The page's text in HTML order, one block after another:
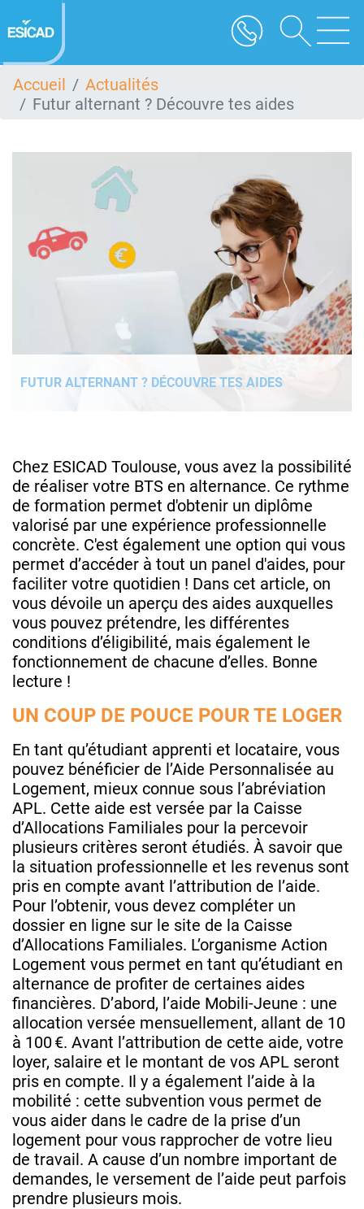
au
contenu
Accueil
Actualités
Futur alternant ? Découvre tes aides
FUTUR ALTERNANT ? DÉCOUVRE TES AIDES
Chez ESICAD Toulouse, vous avez la possibilité
de réaliser votre BTS en alternance. Ce rythme
de formation permet d'obtenir un diplôme
valorisé par une expérience professionnelle
concrète. C'est également une option qui vous
permet d’accéder à tout un panel d'aides, pour
faciliter votre quotidien ! Dans cet article, on
vous dévoile un aperçu des aides auxquelles
vous pouvez prétendre, les différentes
conditions d’éligibilité, mais également le
fonctionnement de chacune d’elles. Bonne
lecture !
UN COUP DE POUCE POUR TE LOGER
En tant qu’étudiant apprenti et locataire, vous
pouvez bénéficier de l’Aide Personnalisée au
Logement, mieux connue sous l’abréviation
APL. Cette aide est versée par la Caisse
d’Allocations Familiales pour la percevoir
plusieurs critères seront étudiés. À savoir que
la situation professionnelle et les revenus sont
pris en compte avant l’attribution de l’aide.
Pour l’obtenir, vous devez compléter un
dossier en ligne sur le site de la Caisse
d’Allocations Familiales. L’organisme Action
Logement vous permet en tant qu’étudiant en
alternance de profiter de certaines aides
financières. D’abord, l’aide Mobili-Jeune : une
allocation versée mensuellement, allant de 10
à 100 €. Avant l’attribution de cette aide, votre
loyer, salaire et le montant de vos APL seront
pris en compte. Il y a également l’aide à la
mobilité : cette subvention vous permet de
vous aider dans le cadre de la prise d’un
logement pour vous rapprocher de votre lieu
de travail. A cause d’un nombre important de
demandes, le versement de l’aide peut parfois
prendre plusieurs mois.